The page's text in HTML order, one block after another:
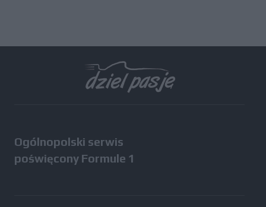
Ogólnopolski serwis
poświęcony Formule 1